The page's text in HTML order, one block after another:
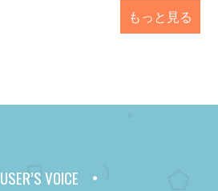
もっと見る
USER’S VOICE